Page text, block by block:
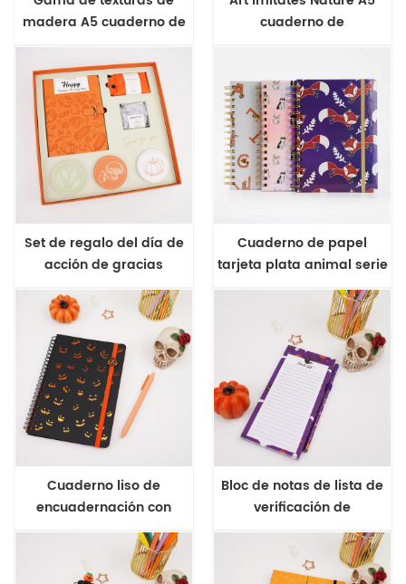
madera A5 cuaderno de
encuadernación en
espiral
cuaderno de
Set de regalo del día de
acción de gracias
Cuaderno de papel
tarjeta plata animal serie
A5
Cuaderno liso de
encuadernación con
alambre de Halloween A5
Bloc de notas de lista de
verificación de
encuadernación con
pegamento de Halloween
con lápiz